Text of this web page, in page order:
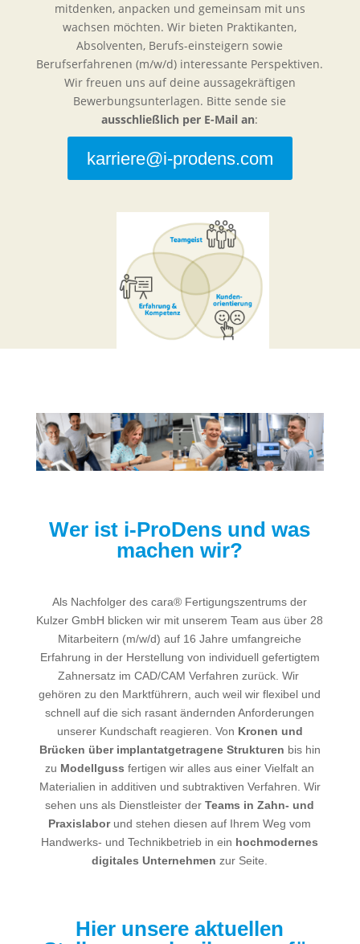
mitdenken, anpacken und gemeinsam mit uns
wachsen möchten. Wir bieten Praktikanten,
Absolventen, Berufs-einsteigern sowie
Berufserfahrenen (m/w/d) interessante Perspektiven.
Wir freuen uns auf deine aussagekräftigen
Bewerbungsunterlagen. Bitte sende sie
ausschließlich per E-Mail an:
karriere@i-prodens.com
Wer ist i-ProDens und was
machen wir?
Als Nachfolger des cara® Fertigungszentrums der
Kulzer GmbH blicken wir mit unserem Team aus über 28
Mitarbeitern (m/w/d) auf 16 Jahre umfangreiche
Erfahrung in der Herstellung von individuell gefertigtem
Zahnersatz im CAD/CAM Verfahren zurück. Wir
gehören zu den Marktführern, auch weil wir flexibel und
schnell auf die sich rasant ändernden Anforderungen
unserer Kundschaft reagieren. Von Kronen und
Brücken über implantatgetragene Strukturen bis hin
zu Modellguss fertigen wir alles aus einer Vielfalt an
Materialien in additiven und subtraktiven Verfahren. Wir
sehen uns als Dienstleister derTeams in Zahn- und
Praxislaborund stehen diesen auf Ihrem Weg vom
Handwerks- und Technikbetrieb in ein hochmodernes
digitales Unternehmen zur Seite.
Hier unsere aktuellen